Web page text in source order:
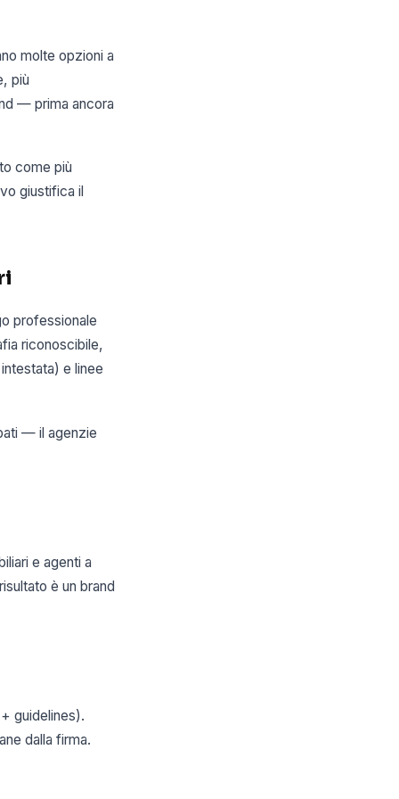
molte opzioni a
più
— prima ancora
come più
giustifica il
professionale
riconoscibile,
e linee
— il agenzie
e agenti a
è un brand
guidelines).
dalla firma.